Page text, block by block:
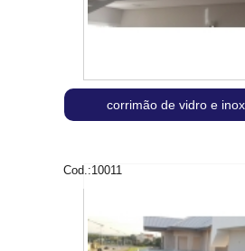
corrimão de vidro e
Cod.:10011